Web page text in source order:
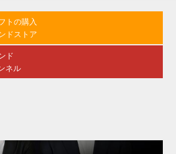
チームワークが出来上がっていたところへ参加
させていただいたので、安心して飛び込んでい
トの購入
ドストア
ド
ネル